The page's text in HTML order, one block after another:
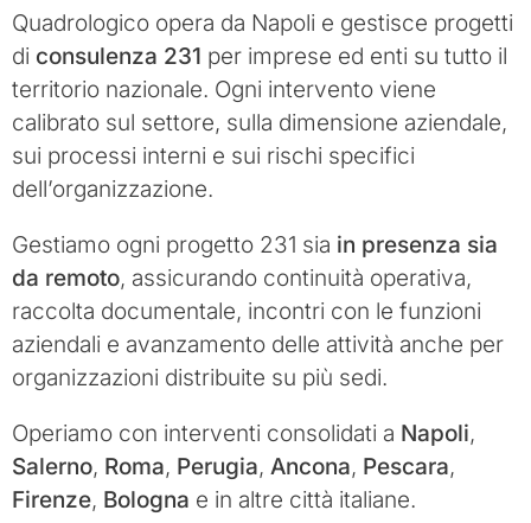
Quadrologico opera da Napoli e gestisce progetti
di consulenza 231 per imprese ed enti su tutto il
territorio nazionale. Ogni intervento viene
calibrato sul settore, sulla dimensione aziendale,
sui processi interni e sui rischi specifici
dell’organizzazione.
Gestiamo ogni progetto 231 sia in presenza sia
da remoto, assicurando continuità operativa,
raccolta documentale, incontri con le funzioni
aziendali e avanzamento delle attività anche per
organizzazioni distribuite su più sedi.
Operiamo con interventi consolidati a Napoli,
Salerno, Roma, Perugia, Ancona, Pescara,
Firenze, Bologna e in altre città italiane.